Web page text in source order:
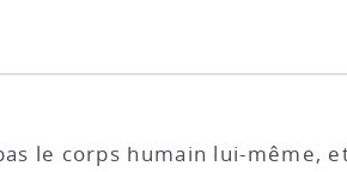
le corps humain lui-même,